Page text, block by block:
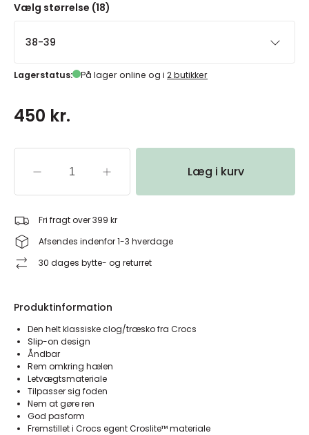
Vælg størrelse (18)
38-39
Lagerstatus: På lager online og i 2 butikker
450 kr.
Læg i kurv
Fri fragt over 399 kr
Afsendes indenfor 1-3 hverdage
30 dages bytte- og returret
Produktinformation
Den helt klassiske clog/træsko fra Crocs
Slip-on design
Åndbar
Rem omkring hælen
Letvægtsmateriale
Tilpasser sig foden
Nem at gøre ren
God pasform
Fremstillet i Crocs egent Croslite™ materiale